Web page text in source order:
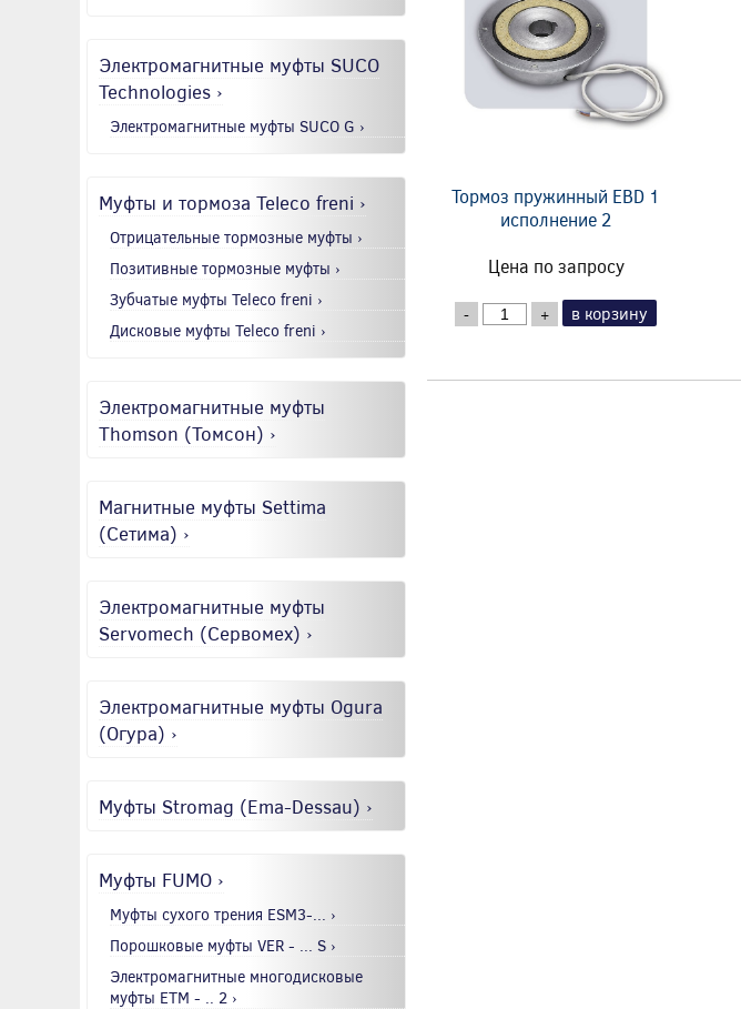
Электромагнитные муфты SUCO
Technologies ›
Электромагнитные муфты SUCO G ›
Муфты и тормоза Teleco freni ›
Отрицательные тормозные муфты ›
Позитивные тормозные муфты ›
Зубчатые муфты Teleco freni ›
Дисковые муфты Teleco freni ›
Электромагнитные муфты
Thomson (Томсон) ›
Магнитные муфты Settima
(Сетима) ›
Электромагнитные муфты
Servomech (Сервомех) ›
Электромагнитные муфты Ogura
(Огура) ›
Муфты Stromag (Ema-Dessau) ›
Муфты FUMO ›
Муфты сухого трения ESM3-... ›
Порошковые муфты VER - ... S ›
Электромагнитные многодисковые
муфты EТМ - .. 2 ›
Тормоз пружинный EBD 1
исполнение 2
Цена по запросу
- + в корзину